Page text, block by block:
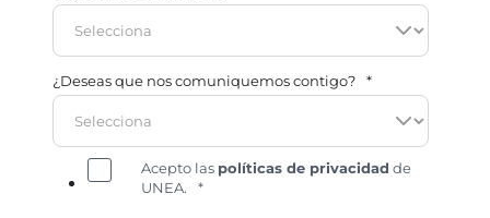
¿Deseas que nos comuniquemos contigo? *
Acepto las políticas de privacidad de
UNEA.
*